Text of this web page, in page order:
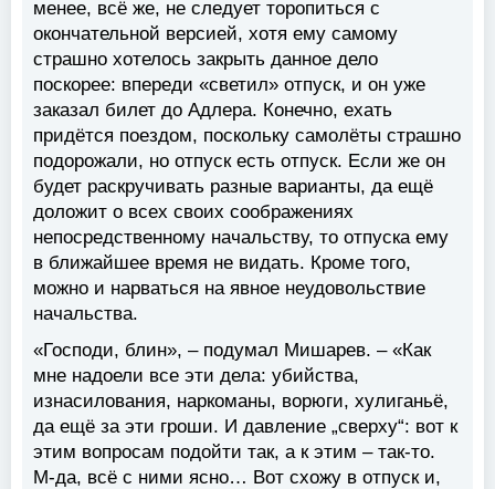
менее, всё же, не следует торопиться с
окончательной версией, хотя ему самому
страшно хотелось закрыть данное дело
поскорее: впереди «светил» отпуск, и он уже
заказал билет до Адлера. Конечно, ехать
придётся поездом, поскольку самолёты страшно
подорожали, но отпуск есть отпуск. Если же он
будет раскручивать разные варианты, да ещё
доложит о всех своих соображениях
непосредственному начальству, то отпуска ему
в ближайшее время не видать. Кроме того,
можно и нарваться на явное неудовольствие
начальства.
«Господи, блин», – подумал Мишарев. – «Как
мне надоели все эти дела: убийства,
изнасилования, наркоманы, ворюги, хулиганьё,
да ещё за эти гроши. И давление „сверху“: вот к
этим вопросам подойти так, а к этим – так-то.
М-да, всё с ними ясно… Вот схожу в отпуск и,